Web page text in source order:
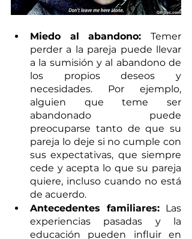
Miedo al abandono: Temer
perder a la pareja puede llevar
a la sumisión y al abandono de
los propios deseos y
necesidades. Por ejemplo,
alguien que teme ser
abandonado puede
preocuparse tanto de que su
pareja lo deje si no cumple con
sus expectativas, que siempre
cede y acepta lo que su pareja
quiere, incluso cuando no está
de acuerdo.
Antecedentes familiares: Las
experiencias pasadas y la
educación pueden influir en